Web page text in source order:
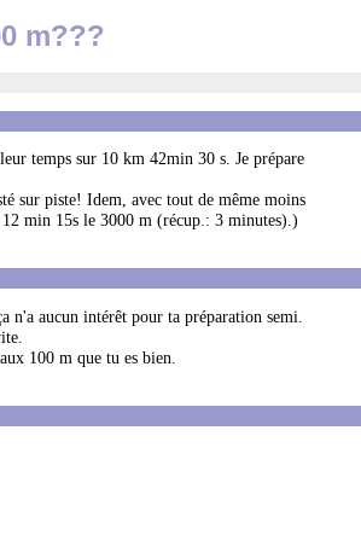
m???
temps sur 10 km 42min 30 s. Je prépare
sur piste! Idem, avec tout de même moins
min 15s le 3000 m (récup.: 3 minutes).)
aucun intérêt pour ta préparation semi.
100 m que tu es bien.